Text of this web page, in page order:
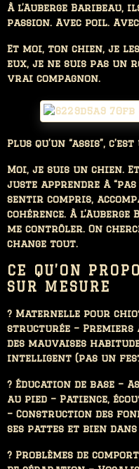
À l’Auberge Baribeau,
passion. Avec poil.
Et moi, ton chien, je
eux, je ne suis pas un
vrai compagnon.
Plus qu’un “assis”,
Moi, je suis un chien.
juste apprendre à
sentir compris,
cohérence. À
me contrôler. On
change tout.
CE QU’ON
SUR MESURE
? Maternelle pour
structurée – Premiers
des mauvaises
intelligent (pas un
? Éducation de base –
au pied – Patience,
– Construction des
ses pattes et bien
? Problèmes de